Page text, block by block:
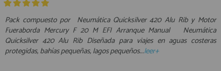
Pesca
Tiempo Libre
Submarinismo
Profesional de la Náutica
Únete ya a los mas de de 500 Profesionales de la Náutica
Pack compuesto por ​ Neumática Quicksilver 420 Alu Rib y Motor
Fueraborda Mercury F 20 M EFI Arranque Manual Neumática
Quicksilver 420 Alu Rib Diseñada para viajes en aguas costeras
protegidas, bahías pequeñas, lagos pequeños...leer+